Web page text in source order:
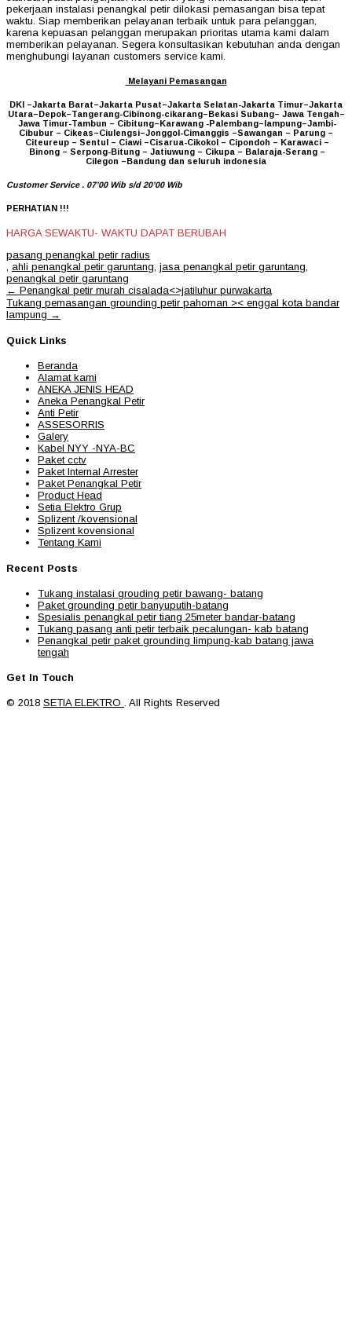
pekerjaan instalasi penangkal petir dilokasi pemasangan bisa tepat
waktu. Siap memberikan pelayanan terbaik untuk para pelanggan,
karena kepuasan pelanggan merupakan prioritas utama kami dalam
memberikan pelayanan. Segera konsultasikan kebutuhan anda dengan
menghubungi layanan customers service kami.
Melayani Pemasangan
DKI –Jakarta Barat–Jakarta Pusat–Jakarta Selatan-Jakarta Timur–Jakarta
Utara–Depok–Tangerang-Cibinong-cikarang–Bekasi Subang– Jawa Tengah–
Jawa Timur-Tambun – Cibitung–Karawang -Palembang–lampung–Jambi-
Cibubur – Cikeas–Ciulengsi–Jonggol-Cimanggis –Sawangan – Parung –
Citeureup – Sentul – Ciawi –Cisarua-Cikokol – Cipondoh – Karawaci –
Binong – Serpong-Bitung – Jatiuwung – Cikupa – Balaraja-Serang –
Cilegon –Bandung dan seluruh indonesia
Customer Service . 07’00 Wib s/d 20’00 Wib
PERHATIAN !!!
HARGA SEWAKTU- WAKTU DAPAT BERUBAH
pasang penangkal petir radius
ahli penangkal petir garuntang jasa penangkal petir garuntang
penangkal petir garuntang
Post
navigation
← Penangkal petir murah cisalada<>jatiluhur purwakarta
Tukang pemasangan grounding petir pahoman >< enggal kota bandar
lampung →
Quick Links
Beranda
Alamat kami
ANEKA JENIS HEAD
Aneka Penangkal Petir
Anti Petir
ASSESORRIS
Galery
Kabel NYY -NYA-BC
Paket cctv
Paket Internal Arrester
Paket Penangkal Petir
Product Head
Setia Elektro Grup
Splizent /kovensional
Splizent kovensional
Tentang Kami
Recent Posts
Tukang instalasi grouding petir bawang- batang
Paket grounding petir banyuputih-batang
Spesialis penangkal petir tiang 25meter bandar-batang
Tukang pasang anti petir terbaik pecalungan- kab batang
Penangkal petir paket grounding limpung-kab batang jawa
tengah
Get In Touch
© 2018 SETIA ELEKTRO . All Rights Reserved